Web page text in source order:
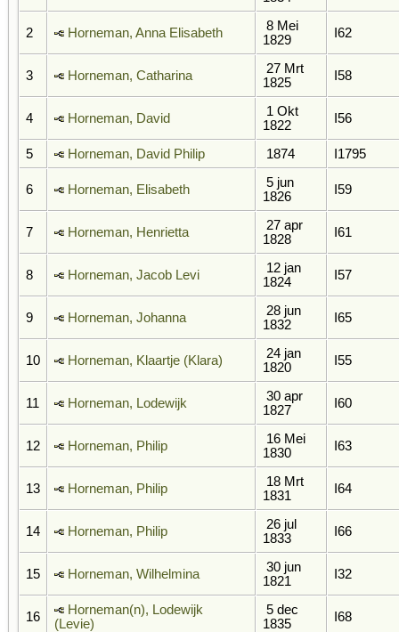
2 Horneman, Anna Elisabeth
8 Mei
1829
I62
3 Horneman, Catharina
27 Mrt
1825
I58
4 Horneman, David
1 Okt
1822
I56
5 Horneman, David Philip 1874 I1795
6 Horneman, Elisabeth
5 jun
1826
I59
7 Horneman, Henrietta
27 apr
1828
I61
8 Horneman, Jacob Levi
12 jan
1824
I57
9 Horneman, Johanna
28 jun
1832
I65
10 Horneman, Klaartje (Klara)
24 jan
1820
I55
11 Horneman, Lodewijk
30 apr
1827
I60
12 Horneman, Philip
16 Mei
1830
I63
13 Horneman, Philip
18 Mrt
1831
I64
14 Horneman, Philip
26 jul
1833
I66
15 Horneman, Wilhelmina
30 jun
1821
I32
16
Horneman(n), Lodewijk
(Levie)
5 dec
1835
I68